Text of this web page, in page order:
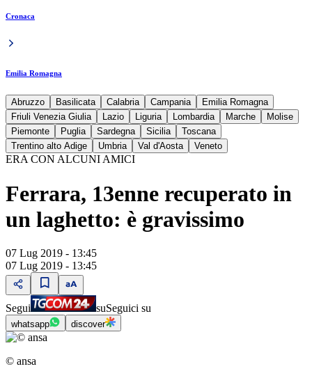
Cronaca
Emilia Romagna
Abruzzo Basilicata Calabria Campania
Emilia Romagna
Friuli Venezia Giulia
Lazio Liguria Lombardia Marche
Molise
Piemonte
Puglia Sardegna Sicilia
Toscana
Trentino alto Adige
Umbria Val d'Aosta Veneto
ERA CON ALCUNI AMICI
Ferrara, 13enne recuperato in
un laghetto: è gravissimo
07 Lug 2019 - 13:45
07 Lug 2019 - 13:45
Segui suSeguici su
whatsapp discover
© ansa